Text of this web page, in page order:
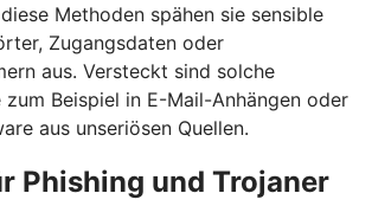
Methoden spähen sie sensible
Zugangsdaten oder
aus. Versteckt sind solche
Beispiel in E-Mail-Anhängen oder
aus unseriösen Quellen.
Phishing und Trojaner